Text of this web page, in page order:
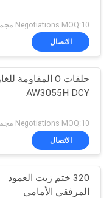
الاتصال
حلقات O المقاومة للغاز
AW3055H DCY
الاتصال
320 ختم زيت العمود
المرفقي الأمامي